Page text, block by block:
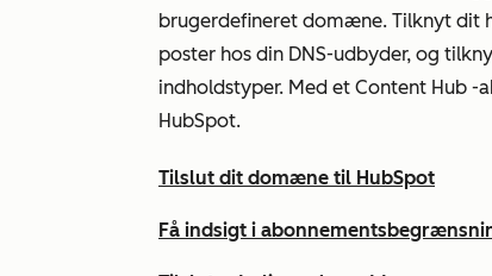
brugerdefineret domæne. Tilknyt dit
poster hos din DNS-udbyder, og
indholdstyper. Med et Content Hub -
HubSpot.
Tilslut dit domæne til HubSpot
Få indsigt i